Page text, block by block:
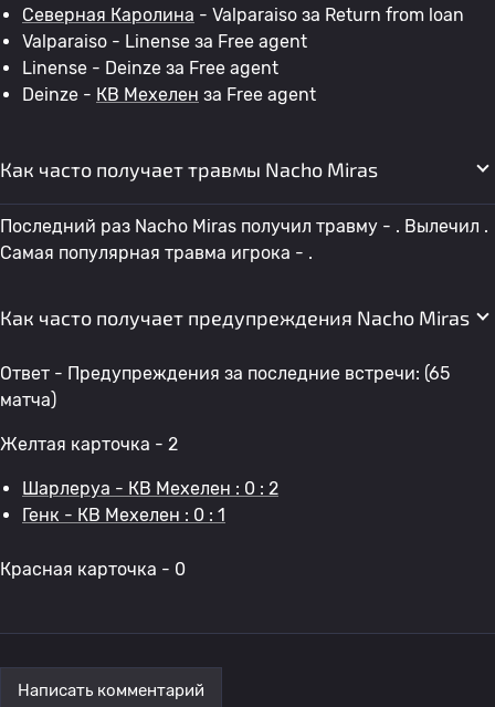
Северная Каролина - Valparaiso за Return from loan
Valparaiso - Linense за Free agent
Linense - Deinze за Free agent
Deinze - КВ Мехелен за Free agent
Как часто получает травмы Nacho Miras
Последний раз Nacho Miras получил травму - . Вылечил .
Самая популярная травма игрока - .
Как часто получает предупреждения Nacho Miras
Ответ - Предупреждения за последние встречи: (65
матча)
Желтая карточка - 2
Шарлеруа - КВ Мехелен : 0 : 2
Генк - КВ Мехелен : 0 : 1
Красная карточка - 0
Написать комментарий